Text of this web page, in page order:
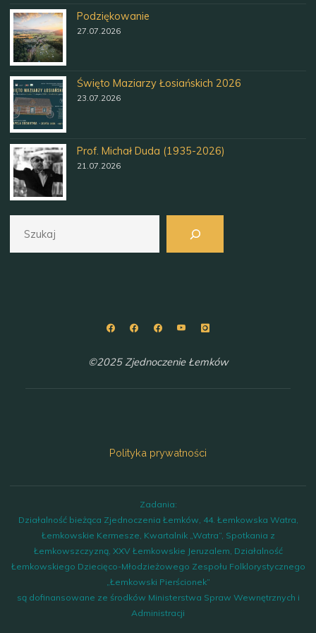
Podziękowanie
27.07.2026
Święto Maziarzy Łosiańskich 2026
23.07.2026
Prof. Michał Duda (1935-2026)
21.07.2026
©2025 Zjednoczenie Łemków
Polityka prywatności
Zadania:
Działalność bieżąca Zjednoczenia Łemków, 44. Łemkowska Watra,
Łemkowskie Kermesze, Kwartalnik „Watra”, Spotkania z
Łemkowszczyzną, XXV Łemkowskie Jeruzalem, Działalność
Łemkowskiego Dziecięco-Młodzieżowego Zespołu Folklorystycznego
„Łemkowski Pierścionek”
są dofinansowane ze środków Ministerstwa Spraw Wewnętrznych i
Administracji